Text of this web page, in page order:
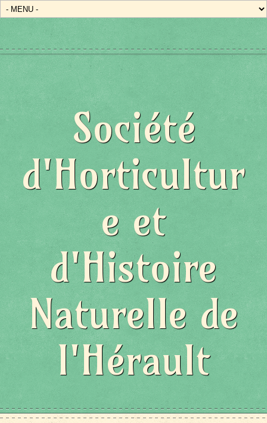
Société
d'Horticultur
e et
d'Histoire
Naturelle de
l'Hérault